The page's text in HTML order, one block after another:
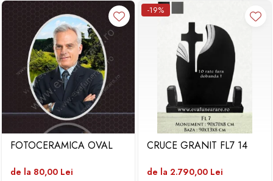
FOTOCERAMICA OVAL
de la 80,00 Lei
-19%
CRUCE GRANIT FL7 14
de la 2.790,00 Lei